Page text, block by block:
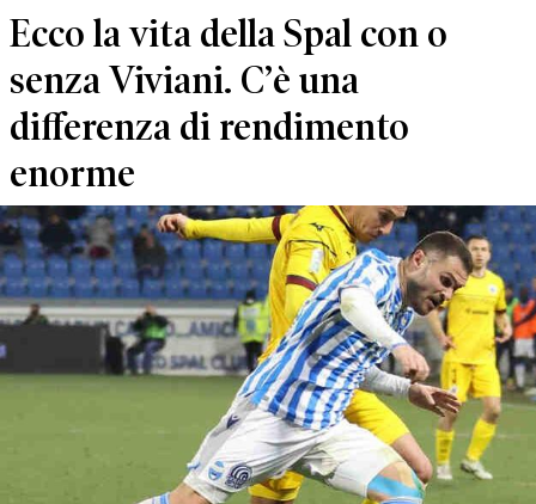
Ecco la vita della Spal con o
senza Viviani. C’è una
differenza di rendimento
enorme